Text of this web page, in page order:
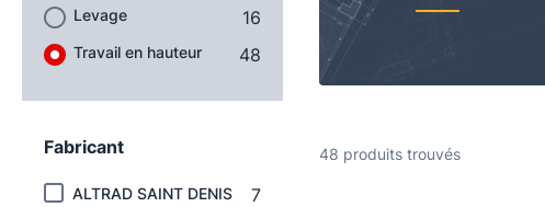
Levage 16
Travail en hauteur 48
Fabricant
ALTRAD SAINT DENIS 7
48 produits trouvés